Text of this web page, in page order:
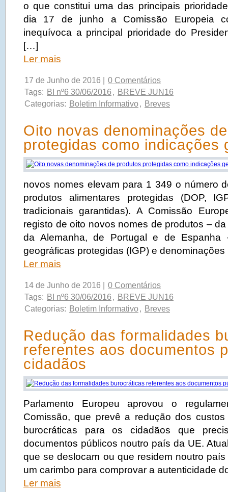
o que constitui uma das principais
dia 17 de junho a Comissão Europeia
inequívoca a principal prioridade do
[…]
Ler mais
17 de Junho de 2016 |
0 Comentários
Tags: BI nº6 30/06/2016 , BREVE JUN16
Categorias: Boletim Informativo, Breves
Oito novas denominações
protegidas como indicações
novos nomes elevam para 1 349 o número
produtos alimentares protegidas (DOP,
tradicionais garantidas). A Comissão
registo de oito novos nomes de produtos –
da Alemanha, de Portugal e de Espanha
geográficas protegidas (IGP) e
Ler mais
14 de Junho de 2016 |
0 Comentários
Tags: BI nº6 30/06/2016 , BREVE JUN16
Categorias: Boletim Informativo, Breves
Redução das formalidades
referentes aos documentos
cidadãos
Parlamento Europeu aprovou o
Comissão, que prevê a redução dos
burocráticas para os cidadãos que
documentos públicos noutro país da UE.
que se deslocam ou que residem noutro
um carimbo para comprovar a autenticidade
Ler mais